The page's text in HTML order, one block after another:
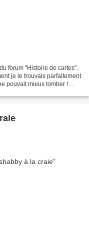
forum "Histoire de cartes".
je le trouvais parfaitement
pouvait mieux tomber !